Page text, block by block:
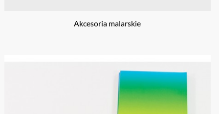
Akcesoria malarskie